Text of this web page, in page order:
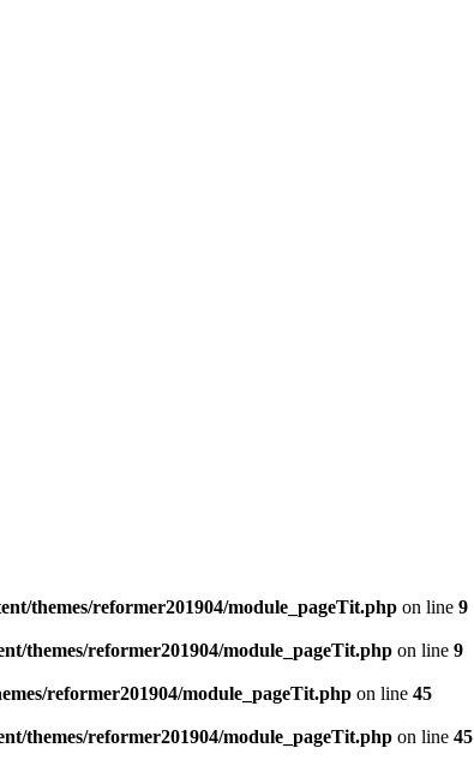
themes/reformer201904/module_pageTit.php on line 9
themes/reformer201904/module_pageTit.php on line 9
reformer201904/module_pageTit.php on line 45
themes/reformer201904/module_pageTit.php on line 45